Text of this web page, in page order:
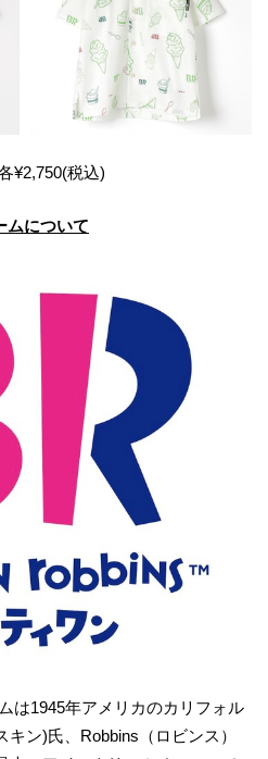
¥2,750(税込)
ムについて
は1945年アメリカのカリフォル
ン)氏、Robbins（ロビンス）